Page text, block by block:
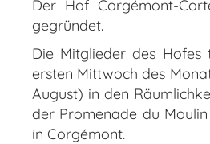
Der Hof Corgémont-
gegründet.
Die Mitglieder des Hofes
ersten Mittwoch des
August) in den
der Promenade du
in Corgémont.